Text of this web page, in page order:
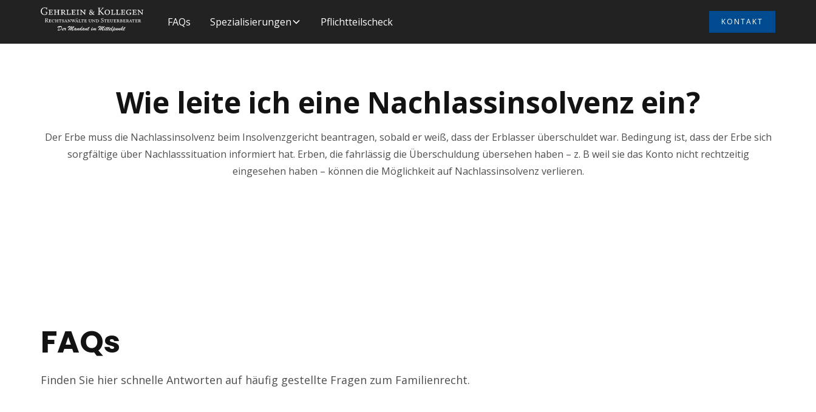
FAQs Spezialisierungen Pflichtteilscheck KONTAKT
Wie leite ich eine Nachlassinsolvenz ein?
Der Erbe muss die Nachlassinsolvenz beim Insolvenzgericht beantragen, sobald er weiß, dass der Erblasser überschuldet war. Bedingung ist, dass der Erbe sich
sorgfältige über Nachlasssituation informiert hat. Erben, die fahrlässig die Überschuldung übersehen haben – z. B weil sie das Konto nicht rechtzeitig
eingesehen haben – können die Möglichkeit auf Nachlassinsolvenz verlieren.
FAQs
Finden Sie hier schnelle Antworten auf häufig gestellte Fragen zum Familienrecht.